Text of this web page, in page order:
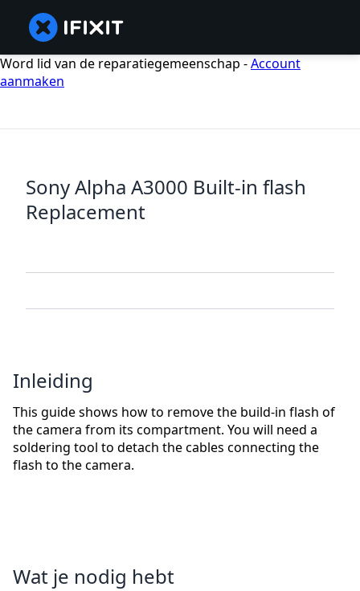
Word lid van de reparatiegemeenschap -Account
aanmaken
Sony Alpha A3000 Built-in flash
Replacement
Inleiding
This guide shows how to remove the build-in flash of
the camera from its compartment. You will need a
soldering tool to detach the cables connecting the
flash to the camera.
Wat je nodig hebt